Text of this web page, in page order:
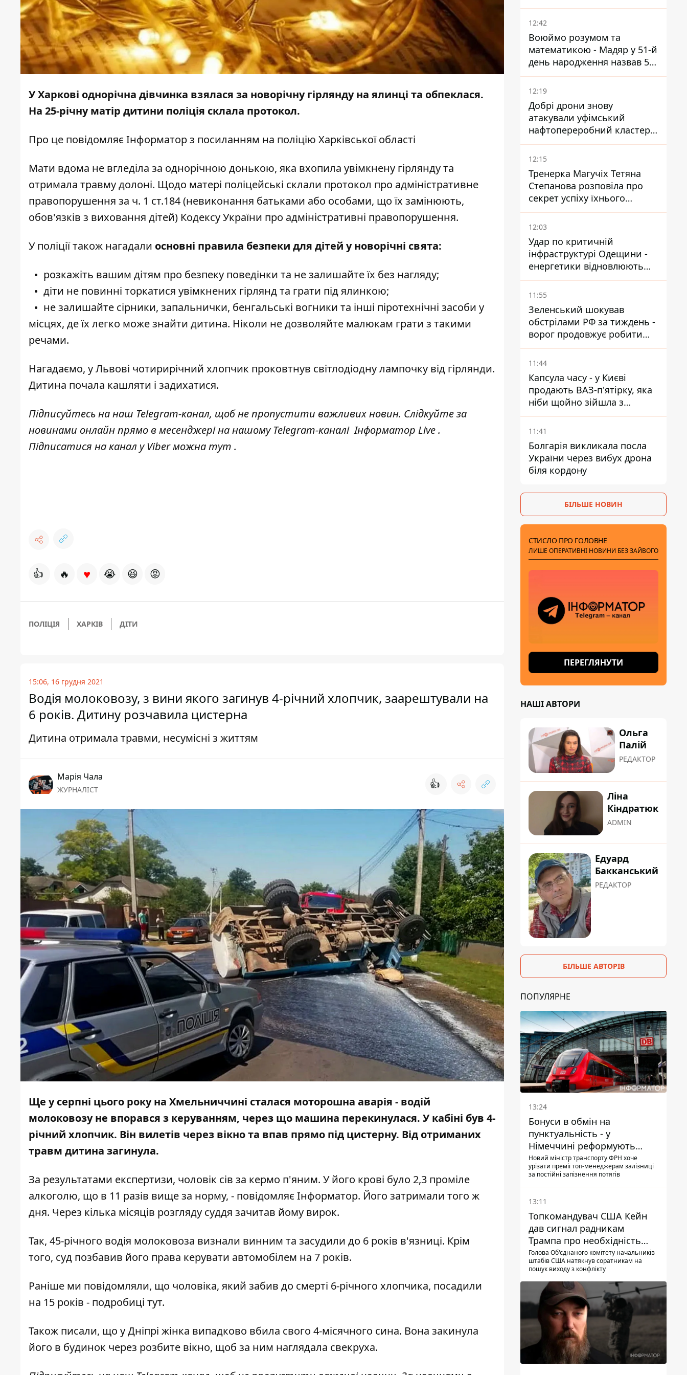
У Харкові однорічна дівчинка взялася за новорічну гірлянду на ялинці та обпеклася.
На 25-річну матір дитини поліція склала протокол.
Про це повідомляє Інформаторз посиланням на поліцію Харківської області
Мати вдома не вгледіла за однорічною донькою, яка вхопила увімкнену гірлянду та
отримала травму долоні. Щодо матері поліцейські склали протокол про адміністративне
правопорушення за ч. 1 ст.184 (невиконання батьками або особами, що їх замінюють,
обов'язків з виховання дітей) Кодексу України про адміністративні правопорушення.
У поліції також нагадали основні правила безпеки для дітей у новорічні свята:
розкажіть вашим дітям про безпеку поведінки та не залишайте їх без нагляду;
діти не повинні торкатися увімкнених гірлянд та грати під ялинкою;
не залишайте сірники, запальнички, бенгальські вогники та інші піротехнічні засоби у
місцях, де їх легко може знайти дитина. Ніколи не дозволяйте малюкам грати з такими
речами.
Нагадаємо, у Львові чотирирічний хлопчик проковтнув світлодіодну лампочку від гірлянди.
Дитина почала кашляти і задихатися.
Підписуйтесь на наш Telegram-канал, щоб не пропустити важливих новин. Слідкуйте за
новинами онлайн прямо в месенджері на нашому Telegram-каналіІнформатор Live.
Підписатися на канал у Viber можнатут .
👍 🔥 ♥ 😭 😆 😡
ПОЛІЦІЯ ХАРКІВ ДІТИ
15:06, 16 грудня 2021
Водія молоковозу, з вини якого загинув 4-річний хлопчик, заарештували на
6 років. Дитину розчавила цистерна
Дитина отримала травми, несумісні з життям
Марія Чала
ЖУРНАЛІСТ 👍
Ще у серпні цього року на Хмельниччині сталася моторошна аварія - водій
молоковозу не впорався з керуванням, через що машина перекинулася. У кабіні був 4-
річний хлопчик. Він вилетів через вікно та впав прямо під цистерну. Від отриманих
травм дитина загинула.
За результатами експертизи, чоловік сів за кермо п'яним. У його крові було 2,3 проміле
алкоголю, що в 11 разів вище за норму, - повідомляє Інформатор. Його затримали того ж
дня. Через кілька місяців розгляду суддя зачитав йому вирок.
Так, 45-річного водія молоковоза визнали винним та засудили до 6 років в'язниці. Крім
того, суд позбавив його права керувати автомобілем на 7 років.
Раніше ми повідомляли, що чоловіка, який забив до смерті 6-річного хлопчика, посадили
на 15 років - подробиці тут.
Також писали, що у Дніпрі жінка випадково вбила свого 4-місячного сина. Вона закинула
його в будинок через розбите вікно, щоб за ним наглядала свекруха.
потребує посилення
12:42
Воюймо розумом та
математикою - Мадяр у 51-й
день народження назвав 5
умов поразки РФ
12:19
Добрі дрони знову
атакували уфімський
нафтопереробний кластер -
один упав на недобудову
12:15
Тренерка Магучіх Тетяна
Степанова розповіла про
секрет успіху їхнього
тандему
12:03
Удар по критичній
інфраструктурі Одещини -
енергетики відновлюють
світло
11:55
Зеленський шокував
обстрілами РФ за тиждень -
ворог продовжує робити
ставку на балістичний
терор
11:44
Капсула часу - у Києві
продають ВАЗ-п'ятірку, яка
ніби щойно зійшла з
конвейєра
11:41
Болгарія викликала посла
України через вибух дрона
біля кордону
БІЛЬШЕ НОВИН
СТИСЛО ПРО ГОЛОВНЕ
ЛИШЕ ОПЕРАТИВНІ НОВИНИ БЕЗ ЗАЙВОГО
ПЕРЕГЛЯНУТИ
НАШІ АВТОРИ
Ольга
Палій
РЕДАКТОР
Ліна
Кіндратюк
ADMIN
Едуард
Бакканський
РЕДАКТОР
БІЛЬШЕ АВТОРІВ
ПОПУЛЯРНЕ
13:24
Бонуси в обмін на
пунктуальність - у
Німеччині реформують
преміювання керівництва
Deutsche Bahn
Новий міністр транспорту ФРН хоче
урізати премії топ-менеджерам залізниці
за постійні запізнення потягів
13:11
Топкомандувач США Кейн
дав сигнал радникам
Трампа про необхідність
закінчувати війну з Іраном –
ЗМІ
Голова Об'єднаного комітету начальників
штабів США натякнув соратникам на
пошук виходу з конфлікту